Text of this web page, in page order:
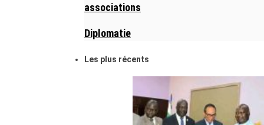
associations
Diplomatie
Les plus récents